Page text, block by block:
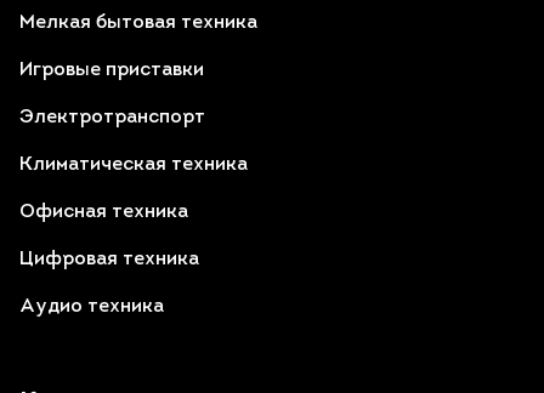
Мелкая бытовая техника
Игровые приставки
Электротранспорт
Климатическая техника
Офисная техника
Цифровая техника
Аудио техника